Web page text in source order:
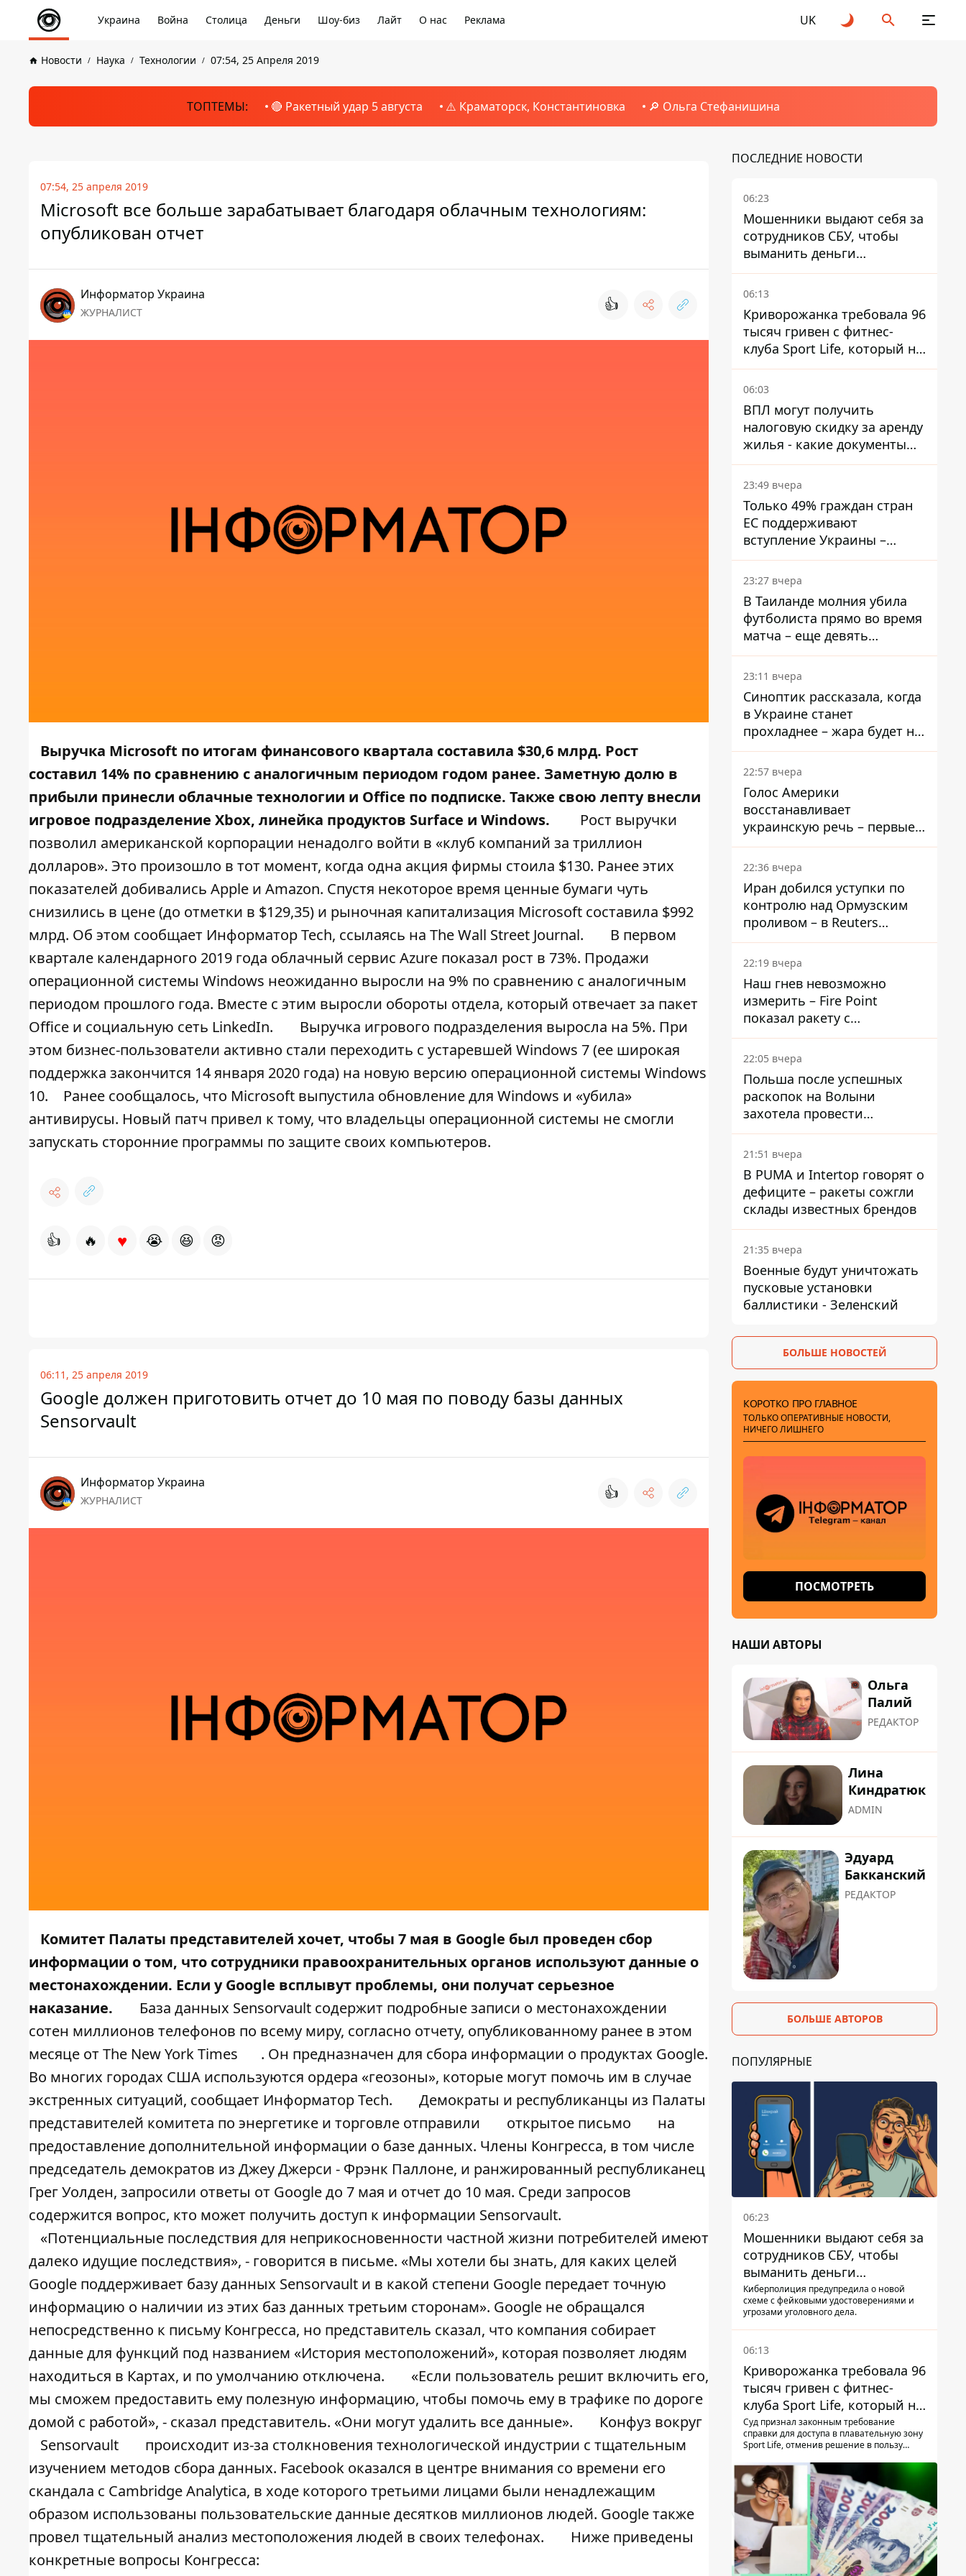
Украина Война Столица Деньги Шоу-биз Лайт О нас Реклама UK
Новости Наука Технологии 07:54, 25 Апреля 2019
ТОПТЕМЫ: 🔴 Ракетный удар 5 августа ⚠️ Краматорск, Константиновка 🔎 Ольга Стефанишина
07:54, 25 апреля 2019
Microsoft все больше зарабатывает благодаря облачным технологиям:
опубликован отчет
Информатор Украина
ЖУРНАЛИСТ 👍
Выручка Microsoft по итогам финансового квартала составила $30,6 млрд. Рост
составил 14% по сравнению с аналогичным периодом годом ранее. Заметную долю в
прибыли принесли облачные технологии и Office по подписке. Также свою лепту внесли
игровое подразделение Xbox, линейка продуктов Surface и Windows.
Рост выручки
позволил американской корпорации ненадолго войти в «клуб компаний за триллион
долларов». Это произошло в тот момент, когда одна акция фирмы стоила $130. Ранее этих
показателей добивались Apple и Amazon. Спустя некоторое время ценные бумаги чуть
снизились в цене (до отметки в $129,35) и рыночная капитализация Microsoft составила $992
млрд. Об этом сообщает Информатор Tech, ссылаясь на The Wall Street Journal.
В первом
квартале календарного 2019 года облачный сервис Azure показал рост в 73%. Продажи
операционной системы Windows неожиданно выросли на 9% по сравнению с аналогичным
периодом прошлого года. Вместе с этим выросли обороты отдела, который отвечает за пакет
Office и социальную сеть LinkedIn.
Выручка игрового подразделения выросла на 5%. При
этом бизнес-пользователи активно стали переходить с устаревшей Windows 7 (ее широкая
поддержка закончится 14 января 2020 года) на новую версию операционной системы Windows
10.
Ранее сообщалось, что Microsoft выпустила обновление для Windows и «убила»
антивирусы. Новый патч привел к тому, что владельцы операционной системы не смогли
запускать сторонние программы по защите своих компьютеров.
👍 🔥 ♥ 😭 😆 😡
06:11, 25 апреля 2019
Google должен приготовить отчет до 10 мая по поводу базы данных
Sensorvault
Информатор Украина
ЖУРНАЛИСТ 👍
Комитет Палаты представителей хочет, чтобы 7 мая в Google был проведен сбор
информации о том, что сотрудники правоохранительных органов используют данные о
местонахождении. Если у Google всплывут проблемы, они получат серьезное
наказание.
База данных Sensorvault содержит подробные записи о местонахождении
сотен миллионов телефонов по всему миру, согласно отчету, опубликованному ранее в этом
месяце от The New York Times
. Он предназначен для сбора информации о продуктах Google.
Во многих городах США используются ордера «геозоны», которые могут помочь им в случае
экстренных ситуаций, сообщает Информатор Tech.
Демократы и республиканцы из Палаты
представителей комитета по энергетике и торговле отправили
открытое письмо
на
предоставление дополнительной информации о базе данных. Члены Конгресса, в том числе
председатель демократов из Джеу Джерси - Фрэнк Паллоне, и ранжированный республиканец
Грег Уолден, запросили ответы от Google до 7 мая и отчет до 10 мая. Среди запросов
содержится вопрос, кто может получить доступ к информации Sensorvault.
«Потенциальные последствия для неприкосновенности частной жизни потребителей имеют
далеко идущие последствия», - говорится в письме. «Мы хотели бы знать, для каких целей
Google поддерживает базу данных Sensorvault и в какой степени Google передает точную
информацию о наличии из этих баз данных третьим сторонам». Google не обращался
непосредственно к письму Конгресса, но представитель сказал, что компания собирает
данные для функций под названием «История местоположений», которая позволяет людям
находиться в Картах, и по умолчанию отключена.
«Если пользователь решит включить его,
мы сможем предоставить ему полезную информацию, чтобы помочь ему в трафике по дороге
домой с работой», - сказал представитель. «Они могут удалить все данные».
Конфуз вокруг
Sensorvault
происходит из-за столкновения технологической индустрии с тщательным
изучением методов сбора данных. Facebook оказался в центре внимания со времени его
скандала с Cambridge Analytica, в ходе которого третьими лицами были ненадлежащим
образом использованы пользовательские данные десятков миллионов людей. Google также
провел тщательный анализ местоположения людей в своих телефонах.
Ниже приведены
конкретные вопросы Конгресса:
ПОСЛЕДНИЕ НОВОСТИ
06:23
Мошенники выдают себя за
сотрудников СБУ, чтобы
выманить деньги
украинцев
06:13
Криворожанка требовала 96
тысяч гривен с фитнес-
клуба Sport Life, который не
пускал ее в бассейн без
медицинской справки –
06:03
ВПЛ могут получить
налоговую скидку за аренду
жилья - какие документы
подать
23:49 вчера
Только 49% граждан стран
ЕС поддерживают
вступление Украины –
результаты опроса
23:27 вчера
В Таиланде молния убила
футболиста прямо во время
матча – еще девять
пострадали
23:11 вчера
Синоптик рассказала, когда
в Украине станет
прохладнее – жара будет не
долго
22:57 вчера
Голос Америки
восстанавливает
украинскую речь – первые
эфиры ожидаются на
следующей неделе
22:36 вчера
Иран добился уступки по
контролю над Ормузским
проливом – в Reuters
раскрыли детали
22:19 вчера
Наш гнев невозможно
измерить – Fire Point
показал ракету с
загадочной отметкой 723
22:05 вчера
Польша после успешных
раскопок на Волыни
захотела провести
эксгумацию в новых местах
21:51 вчера
В PUMA и Intertop говорят о
дефиците – ракеты сожгли
склады известных брендов
21:35 вчера
Военные будут уничтожать
пусковые установки
баллистики - Зеленский
БОЛЬШЕ НОВОСТЕЙ
КОРОТКО ПРО ГЛАВНОЕ
ТОЛЬКО ОПЕРАТИВНЫЕ НОВОСТИ,
НИЧЕГО ЛИШНЕГО
ПОСМОТРЕТЬ
НАШИ АВТОРЫ
Ольга
Палий
РЕДАКТОР
Лина
Киндратюк
ADMIN
Эдуард
Бакканский
РЕДАКТОР
БОЛЬШЕ АВТОРОВ
ПОПУЛЯРНЫЕ
06:23
Мошенники выдают себя за
сотрудников СБУ, чтобы
выманить деньги
украинцев
Киберполиция предупредила о новой
схеме с фейковыми удостоверениями и
угрозами уголовного дела.
06:13
Криворожанка требовала 96
тысяч гривен с фитнес-
клуба Sport Life, который не
пускал ее в бассейн без
медицинской справки –
Суд признал законным требование
справки для доступа в плавательную зону
Sport Life, отменив решение в пользу